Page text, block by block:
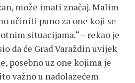
može imati značaj. Malim
učiniti puno za one koji se
situacijama.“ – rekao je
da će Grad Varaždin uvijek
posebno uz one kojima je
važno u nadolazećem